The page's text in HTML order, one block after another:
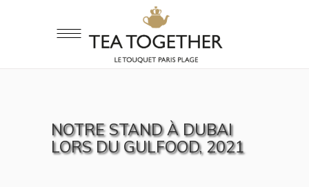
NOTRE STAND À DUBAI
LORS DU GULFOOD, 2021